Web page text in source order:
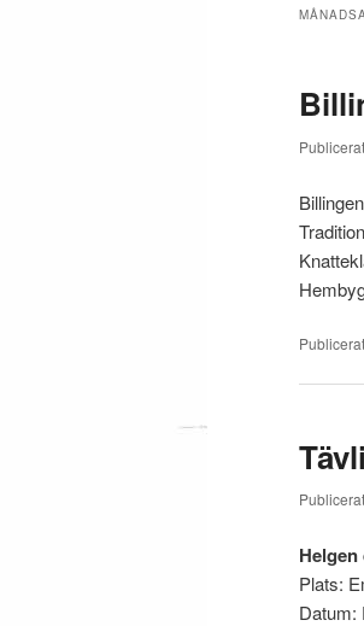
Publicerat
Publicerat
Plats:
Datum: